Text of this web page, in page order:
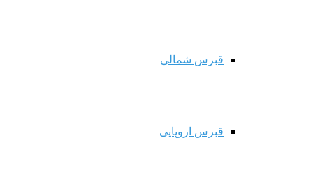
قبرس شمالی
قبرس اروپایی